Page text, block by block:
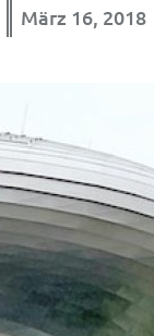
März 16, 2018